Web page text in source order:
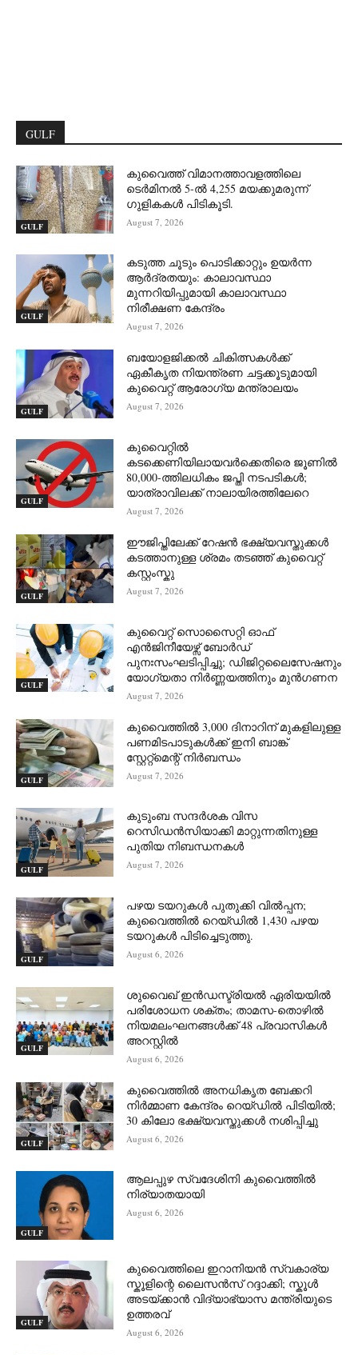
GULF
GULF
കുവൈത്ത് വിമാനത്താവളത്തിലെ
ടെർമിനൽ 5-ൽ 4,255 മയക്കുമരുന്ന്
ഗുളികകൾ പിടികൂടി.
August 7, 2026
GULF
കടുത്ത ചൂടും പൊടിക്കാറ്റും ഉയർന്ന
ആർദ്രതയും: കാലാവസ്ഥാ
മുന്നറിയിപ്പുമായി കാലാവസ്ഥാ
നിരീക്ഷണ കേന്ദ്രം
August 7, 2026
GULF
ബയോളജിക്കൽ ചികിത്സകൾക്ക്
ഏകീകൃത നിയന്ത്രണ ചട്ടക്കൂടുമായി
കുവൈറ്റ് ആരോഗ്യ മന്ത്രാലയം
August 7, 2026
GULF
കുവൈറ്റിൽ
കടക്കെണിയിലായവർക്കെതിരെ ജൂണിൽ
80,000-ത്തിലധികം ജപ്തി നടപടികൾ;
യാത്രാവിലക്ക് നാലായിരത്തിലേറെ
August 7, 2026
GULF
ഈജിപ്തിലേക്ക് റേഷൻ ഭക്ഷ്യവസ്തുക്കൾ
കടത്താനുള്ള ശ്രമം തടഞ്ഞ് കുവൈറ്റ്
കസ്റ്റംസ്കു
August 7, 2026
GULF
കുവൈറ്റ് സൊസൈറ്റി ഓഫ്
എൻജിനീയേഴ്സ് ബോർഡ്
പുനഃസംഘടിപ്പിച്ചു; ഡിജിറ്റലൈസേഷനും
യോഗ്യതാ നിർണ്ണയത്തിനും മുൻഗണന
August 7, 2026
GULF
കുവൈത്തിൽ 3,000 ദിനാറിന് മുകളിലുള്ള
പണമിടപാടുകൾക്ക് ഇനി ബാങ്ക്
സ്റ്റേറ്റ്‌മെന്റ് നിർബന്ധം
August 7, 2026
GULF
കുടുംബ സന്ദർശക വിസ
റെസിഡൻസിയാക്കി മാറ്റുന്നതിനുള്ള
പുതിയ നിബന്ധനകൾ
August 7, 2026
GULF
പഴയ ടയറുകൾ പുതുക്കി വിൽപ്പന;
കുവൈത്തിൽ റെയ്ഡിൽ 1,430 പഴയ
ടയറുകൾ പിടിച്ചെടുത്തു.
August 6, 2026
GULF
ശുവൈഖ് ഇൻഡസ്ട്രിയൽ ഏരിയയിൽ
പരിശോധന ശക്തം; താമസ-തൊഴിൽ
നിയമലംഘനങ്ങൾക്ക് 48 പ്രവാസികൾ
അറസ്റ്റിൽ
August 6, 2026
GULF
കുവൈത്തിൽ അനധികൃത ബേക്കറി
നിർമ്മാണ കേന്ദ്രം റെയ്ഡിൽ പിടിയിൽ;
30 കിലോ ഭക്ഷ്യവസ്തുക്കൾ നശിപ്പിച്ചു
August 6, 2026
GULF
ആലപ്പുഴ സ്വദേശിനി കുവൈത്തിൽ
നിര്യാതയായി
August 6, 2026
GULF
കുവൈത്തിലെ ഇറാനിയൻ സ്വകാര്യ
സ്കൂളിന്റെ ലൈസൻസ് റദ്ദാക്കി; സ്കൂൾ
അടയ്ക്കാൻ വിദ്യാഭ്യാസ മന്ത്രിയുടെ
ഉത്തരവ്
August 6, 2026